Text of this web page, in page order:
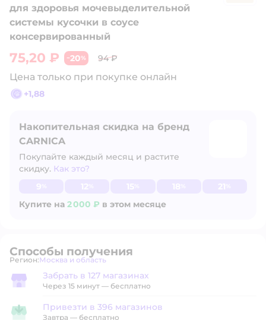
для здоровья мочевыделительной
системы кусочки в соусе
консервированный
75,20 ₽ −20% 94 ₽
Цена только при покупке онлайн
+1,88
Накопительная скидка на бренд
CARNICA
Покупайте каждый месяц и растите
скидку. Как это?
Купите на 2 000 ₽ в этом месяце
Узнать больше
Способы получения
Регион: Выбор адреса доставки.
Москва и область
Забрать в магазине
Забрать в 127 магазинах
Через 15 минут — бесплатно
Привезти в магазин
Привезти в 396 магазинов
Завтра — бесплатно